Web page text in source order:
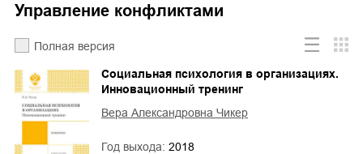
Управление конфликтами
Полная версия
Социальная психология в организациях.
Инновационный тренинг
Вера Александровна Чикер
Год выхода: 2018